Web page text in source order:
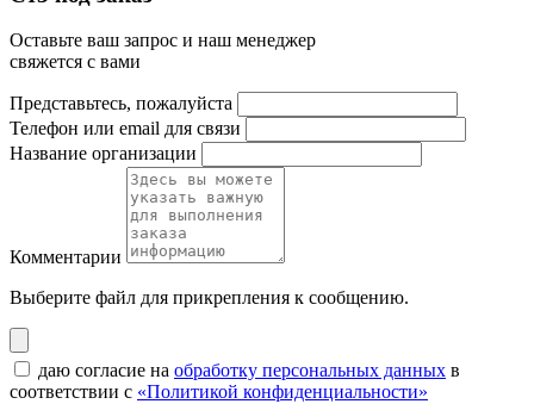
Оставьте ваш запрос и наш менеджер
свяжется с вами
Представьтесь, пожалуйста
Телефон или email для связи
Название организации
Комментарии
Выберите файл для прикрепления к сообщению.
даю согласие на обработку персональных данных в
соответствии с «Политикой конфиденциальности»